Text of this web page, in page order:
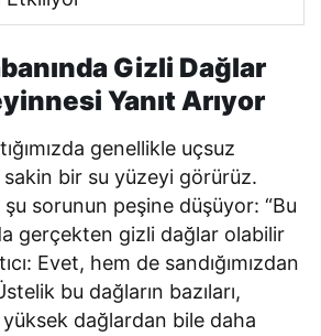
Gizli Dağlar
Yanıt Arıyor
genellikle uçsuz
sakin bir su yüzeyi görürüz.
sorunun peşine düşüyor: “Bu
gerçekten gizli dağlar olabilir
Evet, hem de sandığımızdan
bu dağların bazıları,
dağlardan bile daha